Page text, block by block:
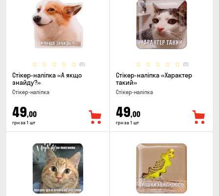
(0)
Стікер-наліпка «А якщо
знайду?»
Стікер-наліпка
49,00
грн за 1 шт
(0)
Стікер-наліпка «Характер
такий»
Стікер-наліпка
49,00
грн за 1 шт